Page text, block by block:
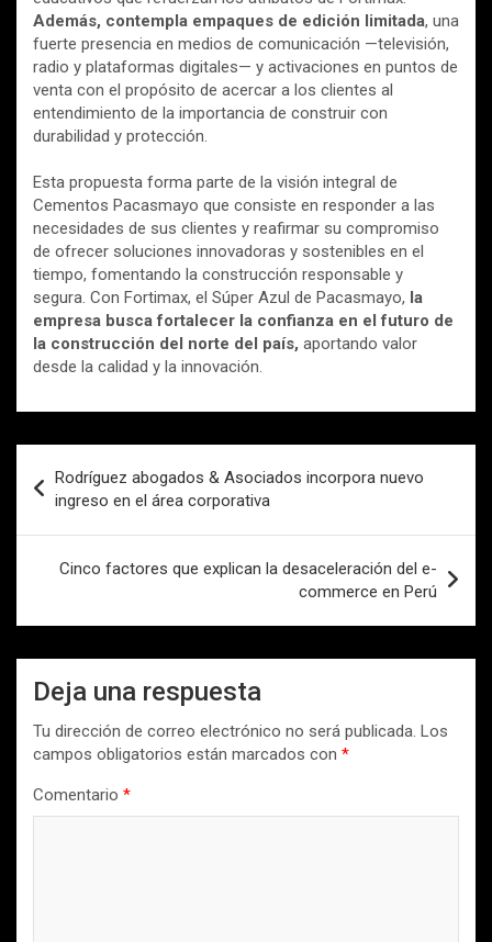
Además, contempla empaques de edición limitada, una
fuerte presencia en medios de comunicación —televisión,
radio y plataformas digitales— y activaciones en puntos de
venta con el propósito de acercar a los clientes al
entendimiento de la importancia de construir con
durabilidad y protección.
Esta propuesta forma parte de la visión integral de
Cementos Pacasmayo que consiste en responder a las
necesidades de sus clientes y reafirmar su compromiso
de ofrecer soluciones innovadoras y sostenibles en el
tiempo, fomentando la construcción responsable y
segura. Con Fortimax, el Súper Azul de Pacasmayo, la
empresa busca fortalecer la confianza en el futuro de
la construcción del norte del país, aportando valor
desde la calidad y la innovación.
de
entradas
Rodríguez abogados & Asociados incorpora nuevo
ingreso en el área corporativa
Cinco factores que explican la desaceleración del e-
commerce en Perú
Deja una respuesta
Tu dirección de correo electrónico no será publicada. Los
campos obligatorios están marcados con *
Comentario *